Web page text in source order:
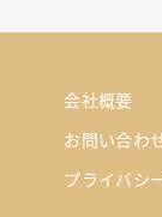
会社概要
お問い合わ
プライバシ